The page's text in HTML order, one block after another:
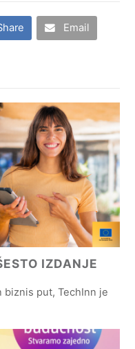
Email
IZDANJE
biznis put, TechInn je